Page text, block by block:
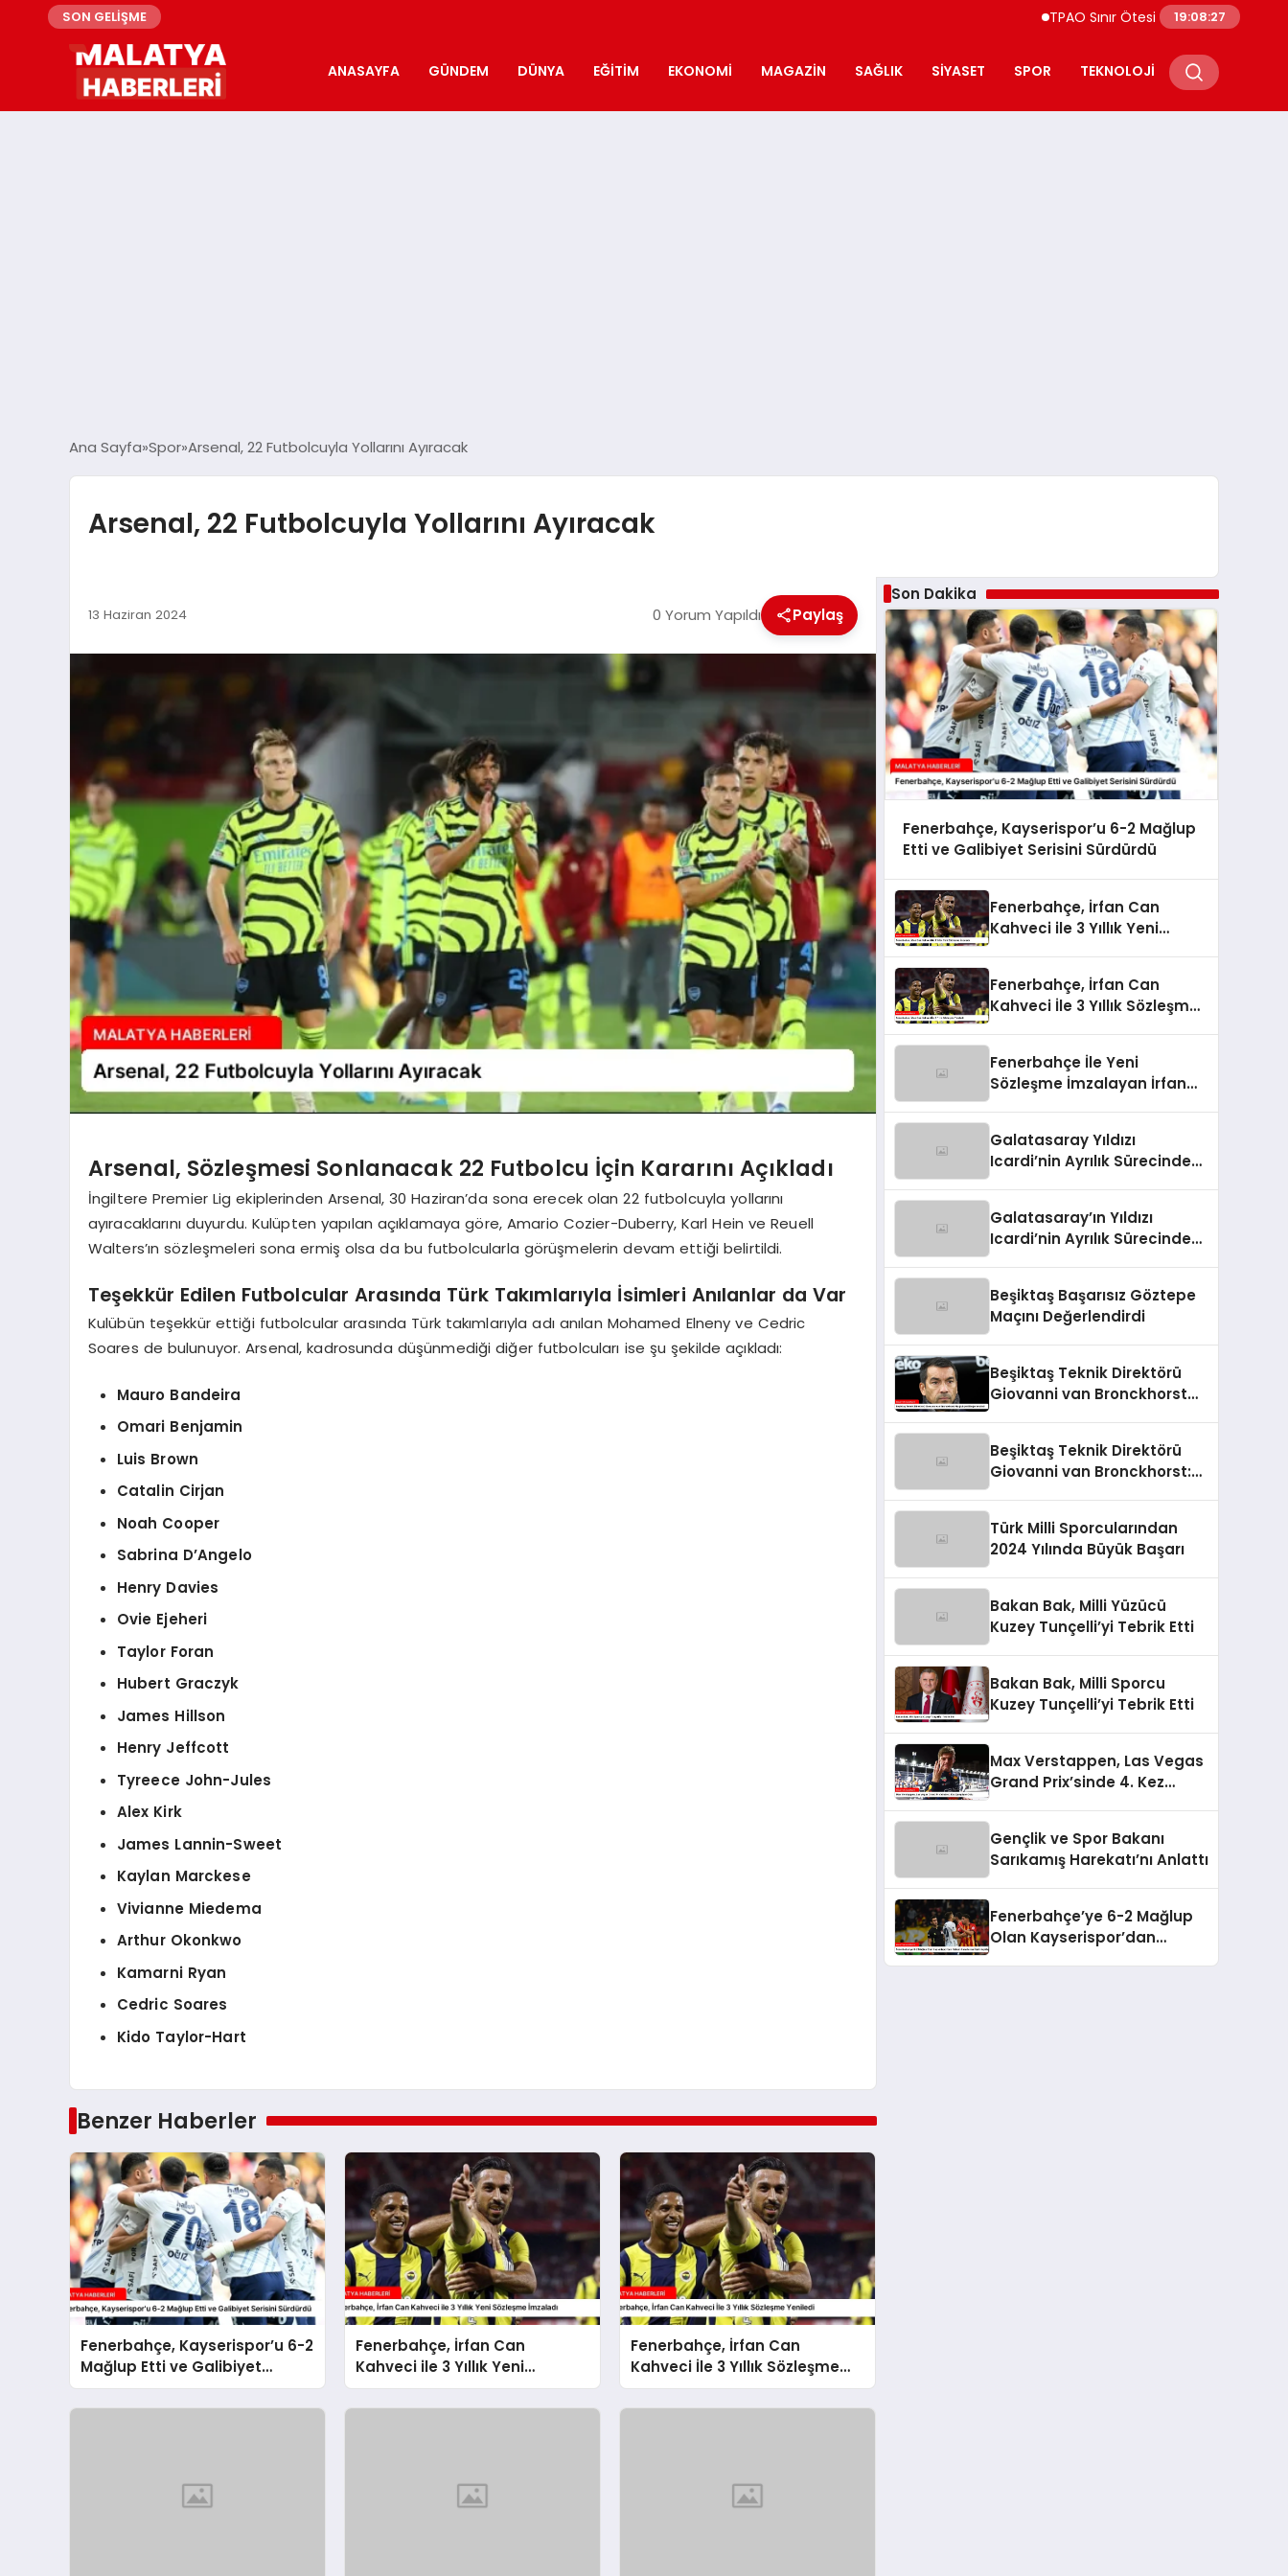
SON GELİŞME TPAO Sınır Ötesi Ortaklıklarını
19:08:28
ANASAYFA GÜNDEM DÜNYA EĞITIM EKONOMI MAGAZIN SAĞLIK SIYASET SPOR TEKNOLOJI
Ana Sayfa Spor Arsenal, 22 Futbolcuyla Yollarını Ayıracak
Arsenal, 22 Futbolcuyla Yollarını Ayıracak
13 Haziran 2024 0 Yorum Yapıldı Paylaş
Arsenal, Sözleşmesi Sonlanacak 22 Futbolcu İçin Kararını Açıkladı
İngiltere Premier Lig ekiplerinden Arsenal, 30 Haziran’da sona erecek olan 22 futbolcuyla yollarını
ayıracaklarını duyurdu. Kulüpten yapılan açıklamaya göre, Amario Cozier-Duberry, Karl Hein ve Reuell
Walters’ın sözleşmeleri sona ermiş olsa da bu futbolcularla görüşmelerin devam ettiği belirtildi.
Teşekkür Edilen Futbolcular Arasında Türk Takımlarıyla İsimleri Anılanlar da Var
Kulübün teşekkür ettiği futbolcular arasında Türk takımlarıyla adı anılan Mohamed Elneny ve Cedric
Soares de bulunuyor. Arsenal, kadrosunda düşünmediği diğer futbolcuları ise şu şekilde açıkladı:
Mauro Bandeira
Omari Benjamin
Luis Brown
Catalin Cirjan
Noah Cooper
Sabrina D’Angelo
Henry Davies
Ovie Ejeheri
Taylor Foran
Hubert Graczyk
James Hillson
Henry Jeffcott
Tyreece John-Jules
Alex Kirk
James Lannin-Sweet
Kaylan Marckese
Vivianne Miedema
Arthur Okonkwo
Kamarni Ryan
Cedric Soares
Kido Taylor-Hart
Benzer Haberler
Fenerbahçe, Kayserispor’u 6-2
Mağlup Etti ve Galibiyet
Serisini Sürdürdü
Fenerbahçe, İrfan Can
Kahveci ile 3 Yıllık Yeni
Sözleşme İmzaladı
Fenerbahçe, İrfan Can
Kahveci İle 3 Yıllık Sözleşme
Yeniledi
Son Dakika
Fenerbahçe, Kayserispor’u 6-2 Mağlup
Etti ve Galibiyet Serisini Sürdürdü
Fenerbahçe, İrfan Can
Kahveci ile 3 Yıllık Yeni
Fenerbahçe, İrfan Can
Kahveci İle 3 Yıllık Sözleşme
Fenerbahçe İle Yeni
Sözleşme İmzalayan İrfan
Galatasaray Yıldızı
Icardi’nin Ayrılık Sürecindeki
Galatasaray’ın Yıldızı
Icardi’nin Ayrılık Sürecindeki
Beşiktaş Başarısız Göztepe
Maçını Değerlendirdi
Beşiktaş Teknik Direktörü
Giovanni van Bronckhorst
Beşiktaş Teknik Direktörü
Giovanni van Bronckhorst:
Türk Milli Sporcularından
2024 Yılında Büyük Başarı
Bakan Bak, Milli Yüzücü
Kuzey Tunçelli’yi Tebrik Etti
Bakan Bak, Milli Sporcu
Kuzey Tunçelli’yi Tebrik Etti
Max Verstappen, Las Vegas
Grand Prix’sinde 4. Kez
Gençlik ve Spor Bakanı
Sarıkamış Harekatı’nı Anlattı
Fenerbahçe’ye 6-2 Mağlup
Olan Kayserispor’dan